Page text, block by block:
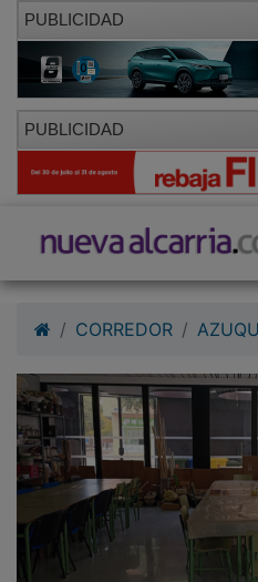
PUBLICIDAD
PUBLICIDAD